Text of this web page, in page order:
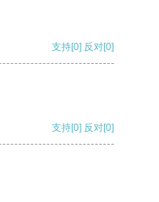
支持[0] 反对[0]
支持[0] 反对[0]